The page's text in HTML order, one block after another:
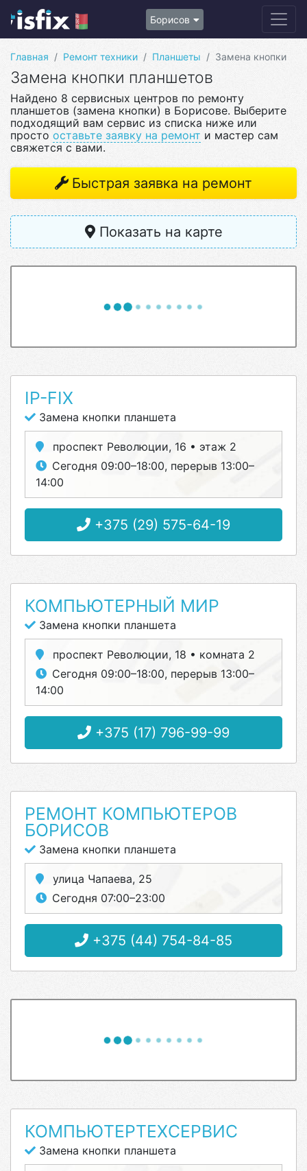
Борисов
Главная Ремонт техники Планшеты Замена кнопки
Замена кнопки планшетов
Найдено 8 сервисных центров по ремонту
планшетов (замена кнопки) в Борисове. Выберите
подходящий вам сервис из списка ниже или
просто оставьте заявку на ремонт и мастер сам
свяжется с вами.
Быстрая заявка на ремонт
Показать на карте
IP-FIX
Замена кнопки планшета
проспект Революции, 16 • этаж 2
Сегодня 09:00–18:00, перерыв 13:00–
14:00
+375 (29) 575-64-19
КОМПЬЮТЕРНЫЙ МИР
Замена кнопки планшета
проспект Революции, 18 • комната 2
Сегодня 09:00–18:00, перерыв 13:00–
14:00
+375 (17) 796-99-99
РЕМОНТ КОМПЬЮТЕРОВ
БОРИСОВ
Замена кнопки планшета
улица Чапаева, 25
Сегодня 07:00–23:00
+375 (44) 754-84-85
КОМПЬЮТЕРТЕХСЕРВИС
Замена кнопки планшета